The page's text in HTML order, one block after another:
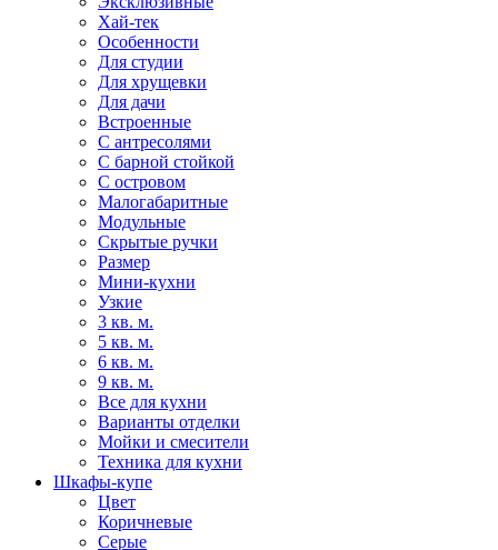
Хай-тек
Особенности
Для студии
Для хрущевки
Для дачи
Встроенные
С антресолями
С барной стойкой
С островом
Малогабаритные
Модульные
Скрытые ручки
Размер
Мини-кухни
Узкие
3 кв. м.
5 кв. м.
6 кв. м.
9 кв. м.
Все для кухни
Варианты отделки
Мойки и смесители
Техника для кухни
Шкафы-купе
Цвет
Коричневые
Серые